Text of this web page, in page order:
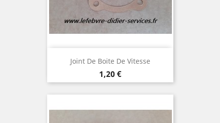
Joint De Boite De Vitesse
Prix
1,20 €